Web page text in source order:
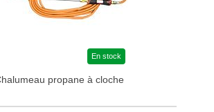
En stock
propane à cloche